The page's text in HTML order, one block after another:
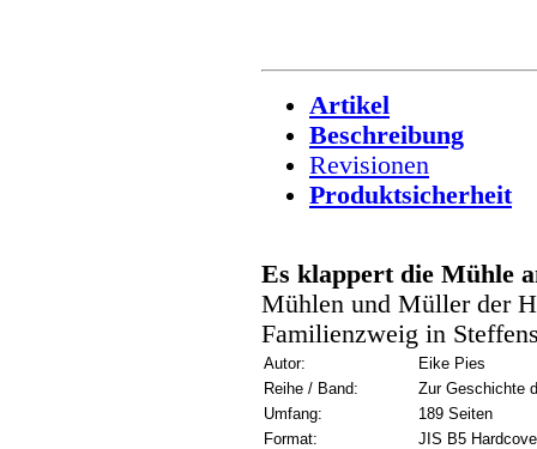
Artikel
Beschreibung
Revisionen
Produktsicherheit
Es klappert die Mühle
Mühlen und Müller der
Familienzweig in
Autor:
Eike Pies
Reihe / Band:
Zur Geschichte
Umfang:
189 Seiten
Format:
JIS B5